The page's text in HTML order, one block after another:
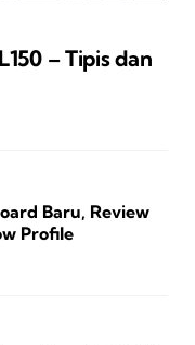
– Tipis dan
Baru, Review
Profile